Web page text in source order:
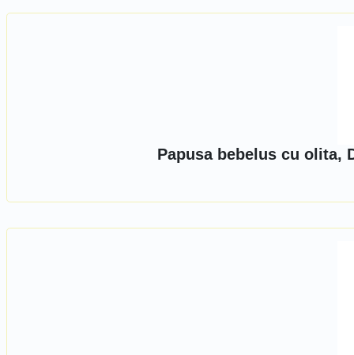
Papusa bebelus cu olita,